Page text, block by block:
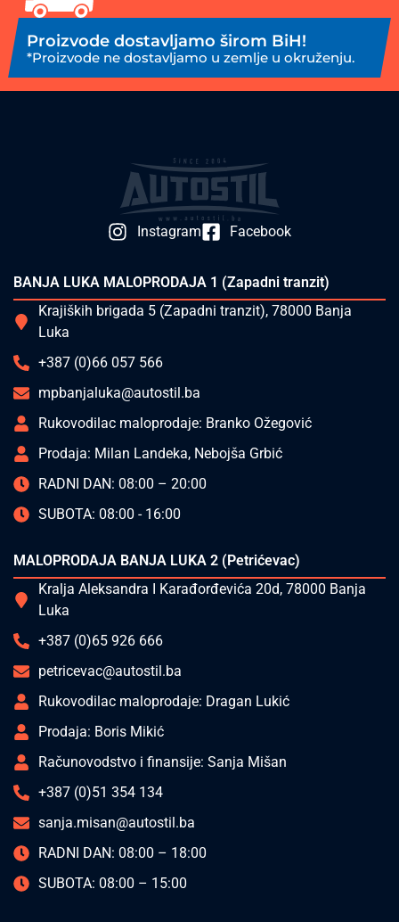
Proizvode dostavljamo širom BiH!
*Proizvode ne dostavljamo u zemlje u okruženju.
Instagram Facebook
BANJA LUKA MALOPRODAJA 1 (Zapadni tranzit)
Krajiških brigada 5 (Zapadni tranzit), 78000 Banja
Luka
+387 (0)66 057 566
mpbanjaluka@autostil.ba
Rukovodilac maloprodaje: Branko Ožegović
Prodaja: Milan Landeka, Nebojša Grbić
RADNI DAN: 08:00 – 20:00
SUBOTA: 08:00 - 16:00
MALOPRODAJA BANJA LUKA 2 (Petrićevac)
Kralja Aleksandra I Karađorđevića 20d, 78000 Banja
Luka
+387 (0)65 926 666
petricevac@autostil.ba
Rukovodilac maloprodaje: Dragan Lukić
Prodaja: Boris Mikić
Računovodstvo i finansije: Sanja Mišan
+387 (0)51 354 134
sanja.misan@autostil.ba
RADNI DAN: 08:00 – 18:00
SUBOTA: 08:00 – 15:00